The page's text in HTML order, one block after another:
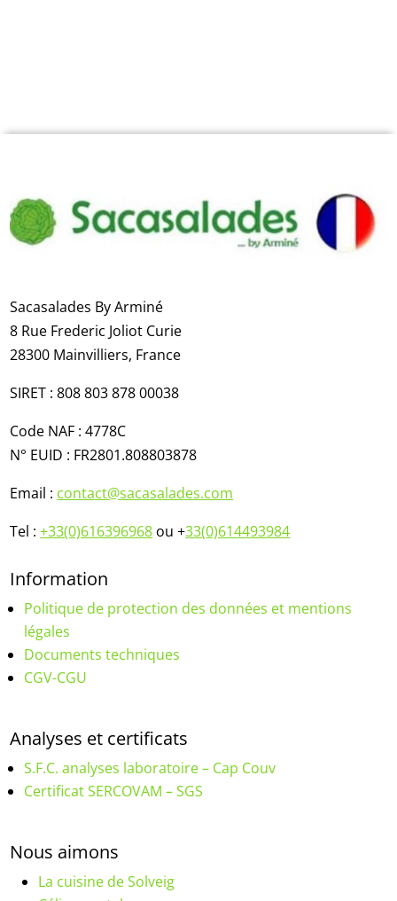
Sacasalades By Arminé
8 Rue Frederic Joliot Curie​
28300 Mainvilliers​, France
SIRET : 808 803 878 00038
Code NAF : 4778C
N° EUID : FR2801.808803878
Email : contact@sacasalades.com
Tel :+33(0)616396968 ou +33(0)614493984
Information
Politique de protection des données et mentions
légales
Documents techniques
CGV-CGU
Analyses et certificats
S.F.C. analyses laboratoire – Cap Couv
Certificat SERCOVAM – SGS
Nous aimons
La cuisine de Solveig